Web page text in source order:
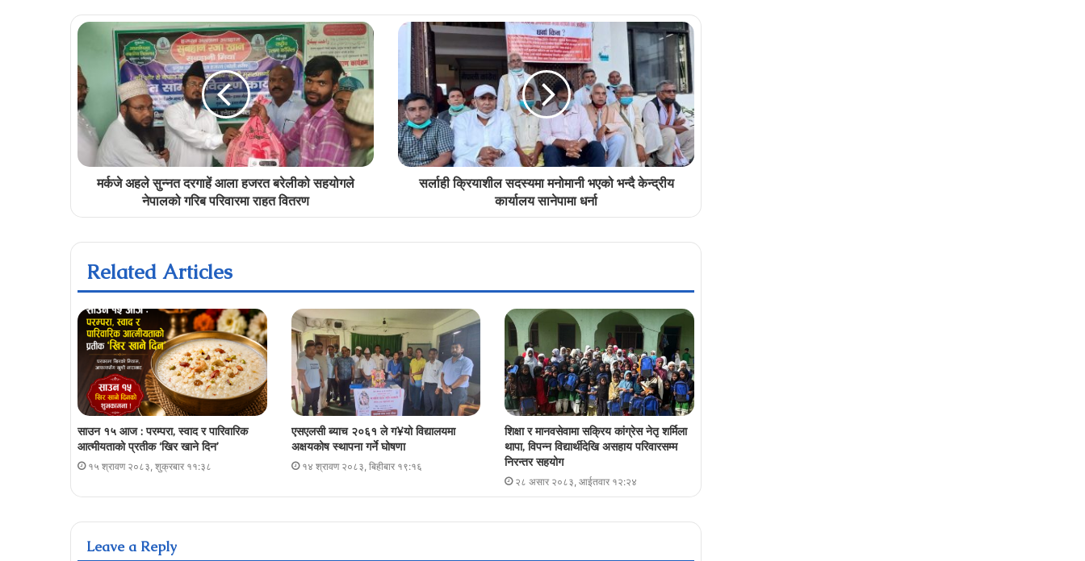
मर्कजे अहले सुन्नत दरगाहें आला हजरत बरेलीको सहयोगले
नेपालको गरिब परिवारमा राहत वितरण
सर्लाही क्रियाशील सदस्यमा मनोमानी भएको भन्दै केन्द्रीय
कार्यालय सानेपामा धर्ना
Related Articles
साउन १५ आज : परम्परा, स्वाद र पारिवारिक
आत्मीयताको प्रतीक ‘खिर खाने दिन’
१५ श्रावण २०८३, शुक्रबार ११:३८
एसएलसी ब्याच २०६१ ले ग¥यो विद्यालयमा
अक्षयकोष स्थापना गर्ने घोषणा
१४ श्रावण २०८३, बिहीबार १९:१६
शिक्षा र मानवसेवामा सक्रिय कांग्रेस नेतृ शर्मिला
थापा, विपन्न विद्यार्थीदेखि असहाय परिवारसम्म
निरन्तर सहयोग
२८ असार २०८३, आईतवार १२:२४
Leave a Reply